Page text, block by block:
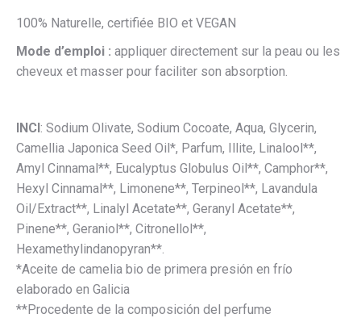
100% Naturelle, certifiée BIO et VEGAN
Mode d’emploi : appliquer directement sur la peau ou les
cheveux et masser pour faciliter son absorption.
INCI: Sodium Olivate, Sodium Cocoate, Aqua, Glycerin,
Camellia Japonica Seed Oil*, Parfum, Illite, Linalool**,
Amyl Cinnamal**, Eucalyptus Globulus Oil**, Camphor**,
Hexyl Cinnamal**, Limonene**, Terpineol**, Lavandula
Oil/Extract**, Linalyl Acetate**, Geranyl Acetate**,
Pinene**, Geraniol**, Citronellol**,
Hexamethylindanopyran**.
*Aceite de camelia bio de primera presión en frío
elaborado en Galicia
**Procedente de la composición del perfume